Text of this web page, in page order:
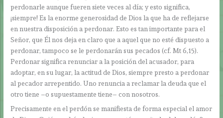
perdonarle aunque fueren siete veces al día; y esto significa,
¡siempre! Es la enorme generosidad de Dios la que ha de reflejarse
en nuestra disposición a perdonar. Esto es tan importante para el
Señor, que Él nos deja en claro que a aquel que no esté dispuesto a
perdonar, tampoco se le perdonarán sus pecados (cf. Mt 6,15).
Perdonar significa renunciar a la posición del acusador, para
adoptar, en su lugar, la actitud de Dios, siempre presto a perdonar
al pecador arrepentido. Uno renuncia a reclamar la deuda que el
otro tiene –o supuestamente tiene– con nosotros.
Precisamente en el perdón se manifiesta de forma especial el amor